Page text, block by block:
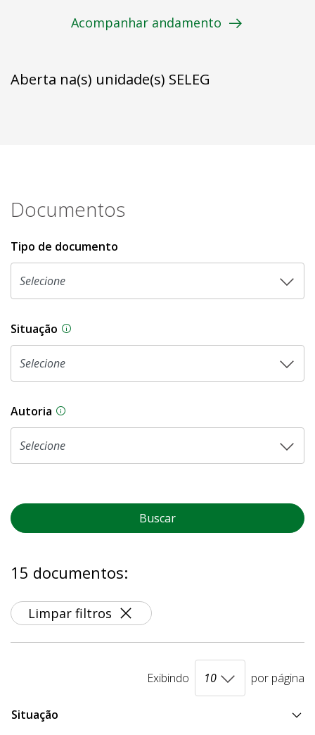
Acompanhar andamento
Aberta na(s) unidade(s) SELEG
Documentos
Tipo de documento
Situação Na CLDF, as proposições legislativas
Autoria As proposições legislativas na CLDF podem
Buscar
15 documentos:
Limpar filtros
Exibindo por página
Situação